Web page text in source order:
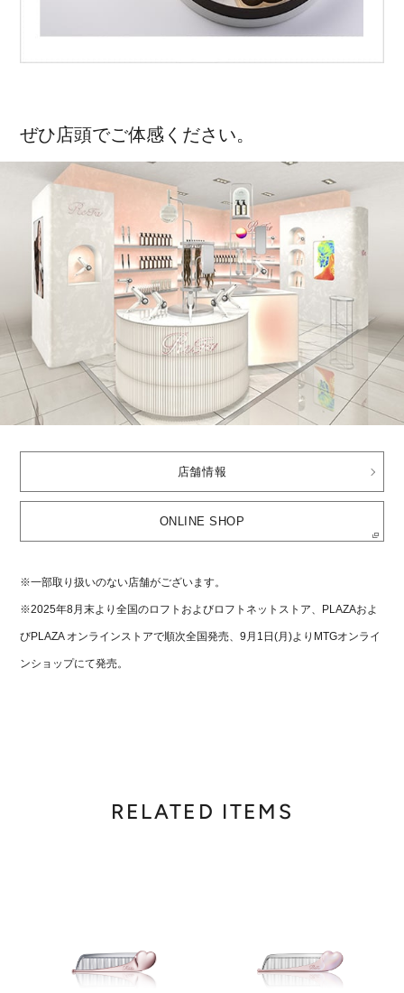
ぜひ店頭でご体感ください。
店舗情報
ONLINE SHOP
※一部取り扱いのない店舗がございます。
※2025年8月末より全国のロフトおよびロフトネットストア、PLAZAおよ
びPLAZA オンラインストアで順次全国発売、9月1日(月)よりMTGオンライ
ンショップにて発売。
RELATED ITEMS